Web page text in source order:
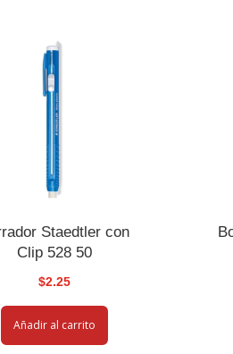
Staedtler con
Clip 528 50
$2.25
Añadir al carrito